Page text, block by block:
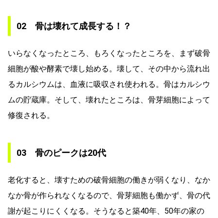
02 骨は壊れて成長する！？
いらなくなったところ、もろくなったところを、まず破骨
細胞が酸や酵素で壊し始める。壊して、その中から流れ出
るカルシウムは、血液に吸収され使われる。骨はカルシウ
ムの貯蔵庫。そして、壊れたところは、骨芽細胞によって
修復される。
03 骨のピークは20代
老化すると、壊すための破骨細胞の働きが弱くなり、なか
なか骨が作られなくなるので、骨芽細胞も働かず、骨の代
謝が起こりにくくなる。そうなると築40年、50年の家の